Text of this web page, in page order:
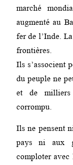
marché
augmenté au
fer de l’Inde.
frontières.
Ils s’associent
du peuple ne
et de milliers
corrompu.
Ils ne pensent
pays ni aux
comploter avec